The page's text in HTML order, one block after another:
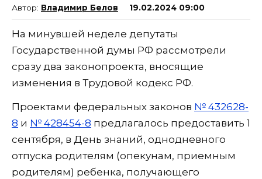
Владимир Белов 19.02.2024 09:00
На минувшей неделе депутаты
Государственной думы РФ рассмотрели
сразу два законопроекта, вносящие
изменения в Трудовой кодекс РФ.
Проектами федеральных законов № 432628-
8 и № 428454-8 предлагалось предоставить 1
сентября, в День знаний, однодневного
отпуска родителям (опекунам, приемным
родителям) ребенка, получающего